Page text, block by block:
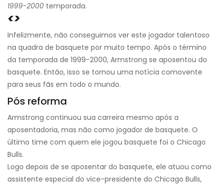
1999-2000 temporada.
<>
Infelizmente, não conseguimos ver este jogador talentoso
na quadra de basquete por muito tempo. Após o término
da temporada de 1999-2000, Armstrong se aposentou do
basquete. Então, isso se tornou uma notícia comovente
para seus fãs em todo o mundo.
Pós reforma
Armstrong continuou sua carreira mesmo após a
aposentadoria, mas não como jogador de basquete. O
último time com quem ele jogou basquete foi o Chicago
Bulls.
Logo depois de se aposentar do basquete, ele atuou como
assistente especial do vice-presidente do Chicago Bulls,